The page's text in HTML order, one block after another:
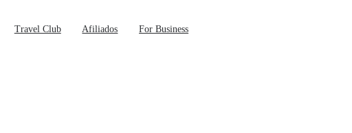
Travel Club Afiliados For Business